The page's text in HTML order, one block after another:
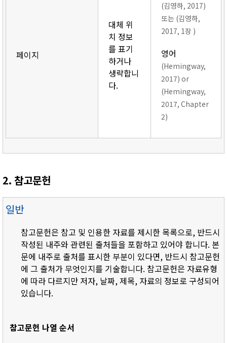
페이지
대체 위
치 정보
를 표기
하거나
생략합니
다.
(김영하, 2017)
또는 (김영하,
2017, 1장 )
영어
(Hemingway,
2017) or
(Hemingway,
2017, Chapter
2)
2. 참고문헌
일반
참고문헌은 참고 및 인용한 자료를 제시한 목록으로, 반드시
작성된 내주와 관련된 출처들을 포함하고 있어야 합니다. 본
문에 내주로 출처를 표시한 부분이 있다면, 반드시 참고문헌
에 그 출처가 무엇인지를 기술합니다. 참고문헌은 자료유형
에 따라 다르지만 저자, 날짜, 제목, 자료의 정보로 구성되어
있습니다.
참고문헌 나열 순서